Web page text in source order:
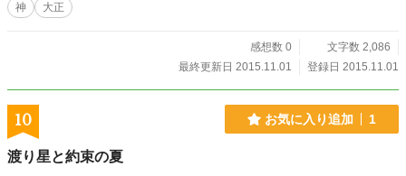
神 大正
感想数 0
文字数 2,086
最終更新日 2015.11.01
登録日 2015.11.01
10 お気に入り追加 1
渡り星と約束の夏